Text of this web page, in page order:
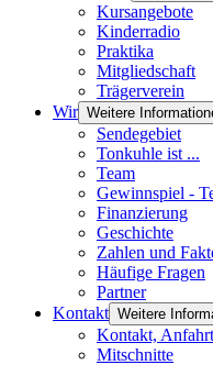
Kursangebote
Kinderradio
Praktika
Mitgliedschaft
Trägerverein
Wir Weitere
Sendegebiet
Tonkuhle ist ...
Team
Gewinnspiel -
Finanzierung
Geschichte
Zahlen und
Häufige Fragen
Partner
Kontakt Weitere
Kontakt,
Mitschnitte